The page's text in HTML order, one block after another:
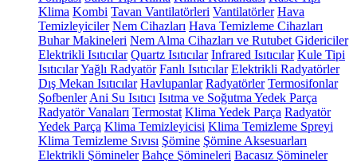
Klima Kombi Tavan Vantilatörleri Vantilatörler Hava
Temizleyiciler Nem Cihazları Hava Temizleme Cihazları
Buhar Makineleri Nem Alma Cihazları ve Rutubet Gidericiler
Elektrikli Isıtıcılar Quartz Isıtıcılar Infrared Isıtıcılar Kule Tipi
IsıtıcılarYağlı Radyatör Fanlı Isıtıcılar Elektrikli Radyatörler
Dış Mekan Isıtıcılar Havlupanlar Radyatörler Termosifonlar
Şofbenler Ani Su Isıtıcı Isıtma ve Soğutma Yedek Parça
Radyatör Vanaları Termostat Klima Yedek Parça Radyatör
Yedek Parça Klima Temizleyicisi Klima Temizleme Spreyi
Klima Temizleme Sıvısı Şömine Şömine Aksesuarları
Elektrikli Şömineler Bahçe Şömineleri Bacasız Şömineler